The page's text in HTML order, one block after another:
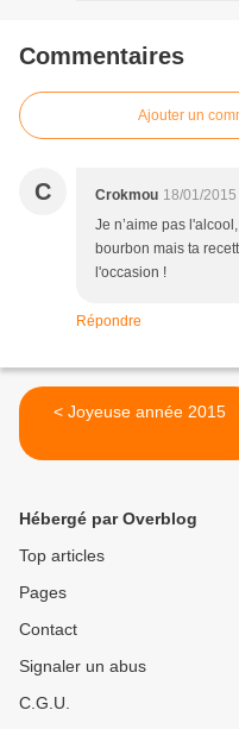
Commentaires
Ajouter un
C Crokmou 18/01/
Je n’aime pas
bourbon mais ta
l'occasion !
Répondre
< Joyeuse année 2015
Hébergé par Overblog
Top articles
Pages
Contact
Signaler un abus
C.G.U.